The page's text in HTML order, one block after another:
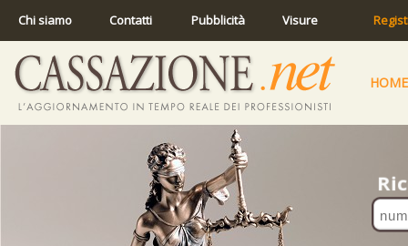
Chi siamo Contatti Pubblicità Visure
HOME